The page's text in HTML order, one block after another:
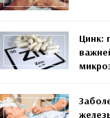
Цинк: